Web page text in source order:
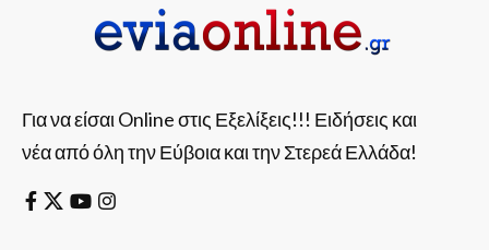
Για να είσαι Online στις Εξελίξεις!!! Ειδήσεις και
νέα από όλη την Εύβοια και την Στερεά Ελλάδα!